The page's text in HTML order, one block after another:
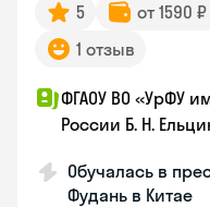
5 от 1590
1 отзыв
ФГАОУ ВО «УрФУ
России Б. Н.
Обучалась в
Фудань в Китае